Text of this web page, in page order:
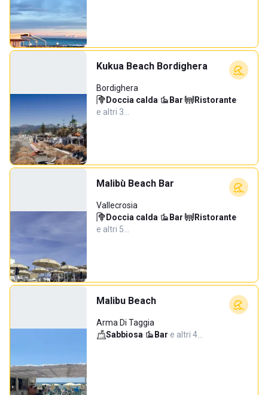
Kukua Beach Bordighera
Bordighera
Doccia calda· Bar· Ristorante·
e altri 3…
Malibù Beach Bar
Vallecrosia
Doccia calda· Bar· Ristorante·
e altri 5…
Malibu Beach
Arma Di Taggia
Sabbiosa· Bar·e altri 4…